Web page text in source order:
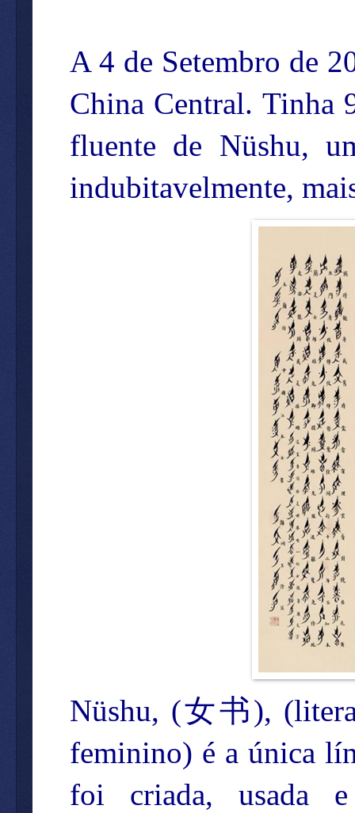
A 4 de Setembro de
China Central. Tinha
fluente de Nüshu,
indubitavelmente,
Nüshu, (女书),
feminino) é a única
foi criada, usada e